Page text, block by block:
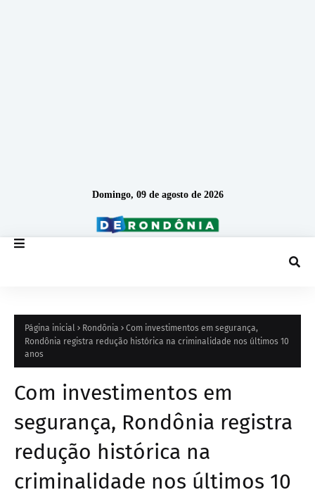
Domingo, 09 de agosto de 2026
Página inicial Rondônia
Com investimentos em segurança,
Rondônia registra redução histórica na criminalidade nos últimos 10
anos
Com investimentos em
segurança, Rondônia registra
redução histórica na
criminalidade nos últimos 10